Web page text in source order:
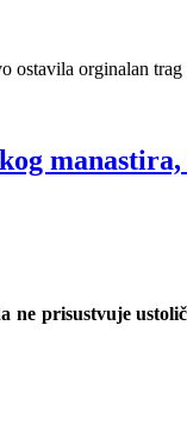
orginalan
ne prisustvuje